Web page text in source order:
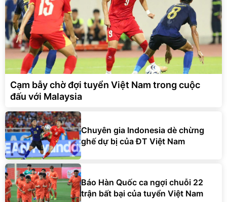
Cạm bẫy chờ đợi tuyển Việt Nam trong cuộc
đấu với Malaysia
Chuyên gia Indonesia dè chừng
ghế dự bị của ĐT Việt Nam
Báo Hàn Quốc ca ngợi chuỗi 22
trận bất bại của tuyển Việt Nam